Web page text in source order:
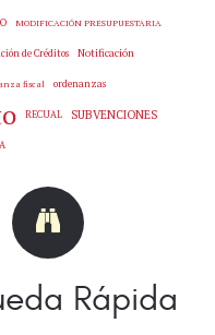
MODIFICACIÓN PRESUPUESTARIA
de Créditos Notificación
fiscal ordenanzas
RECUAL SUBVENCIONES
Rápida